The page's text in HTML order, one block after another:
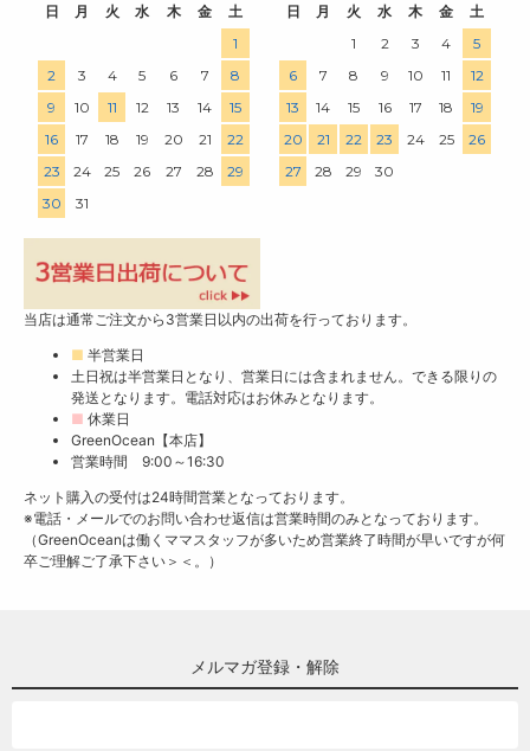
日
月 火 水 木 金
土
1
2
3 4 5 6 7
8
9
10 11 12 13 14
15
16
17 18 19 20 21
22
23
24 25 26 27 28
29
30
31
日
月 火 水 木 金
土
1
2 3 4
5
6
7 8 9 10 11
12
13
14 15 16 17 18
19
20
21 22 23 24 25
26
27
28 29 30
当店は通常ご注文から3営業日以内の出荷を行っております。
■ 半営業日
土日祝は半営業日となり、営業日には含まれません。できる限りの
発送となります。電話対応はお休みとなります。
■ 休業日
GreenOcean【本店】
営業時間 9:00～16:30
ネット購入の受付は24時間営業となっております。
※電話・メールでのお問い合わせ返信は営業時間のみとなっております。
（GreenOceanは働くママスタッフが多いため営業終了時間が早いですが何
卒ご理解ご了承下さい＞＜。）
メルマガ登録・解除